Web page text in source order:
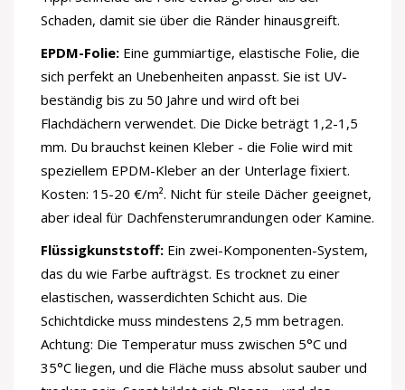
Schaden, damit sie über die Ränder hinausgreift.
EPDM-Folie: Eine gummiartige, elastische Folie, die
sich perfekt an Unebenheiten anpasst. Sie ist UV-
beständig bis zu 50 Jahre und wird oft bei
Flachdächern verwendet. Die Dicke beträgt 1,2-1,5
mm. Du brauchst keinen Kleber - die Folie wird mit
speziellem EPDM-Kleber an der Unterlage fixiert.
Kosten: 15-20 €/m². Nicht für steile Dächer geeignet,
aber ideal für Dachfensterumrandungen oder Kamine.
Flüssigkunststoff: Ein zwei-Komponenten-System,
das du wie Farbe aufträgst. Es trocknet zu einer
elastischen, wasserdichten Schicht aus. Die
Schichtdicke muss mindestens 2,5 mm betragen.
Achtung: Die Temperatur muss zwischen 5°C und
35°C liegen, und die Fläche muss absolut sauber und